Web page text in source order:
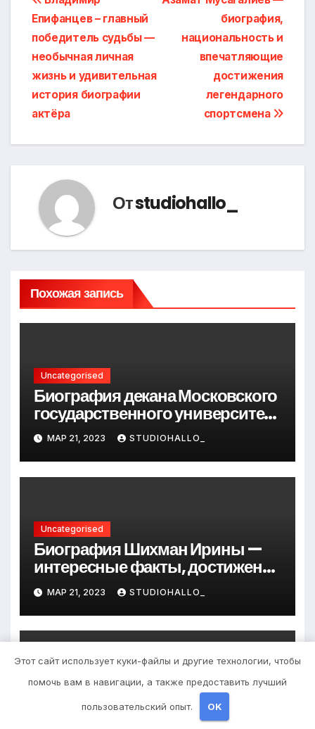
по
записям
биография,
национальность и
впечатляющие
достижения
легендарного
спортсмена
Епифанцев – главный
победитель судьбы —
необычная личная
жизнь и удивительная
история биографии
актёра
Отstudiohallo_
Похожая запись
Uncategorised
Биография декана Московского
государственного университета
Андрея Сидорова — от студента
до руководителя
МАР 21, 2023 STUDIOHALLO_
Uncategorised
Биография Шихман Ирины —
интересные факты, достижения
и путь к успеху
МАР 21, 2023 STUDIOHALLO_
Uncategorised
Причины появления
фурункулов в паху у мужчин
Этот сайт использует куки-файлы и другие технологии, чтобы
помочь вам в навигации, а также предоставить лучший
пользовательский опыт. OK